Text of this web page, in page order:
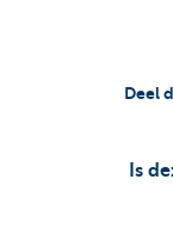
Is
Deel